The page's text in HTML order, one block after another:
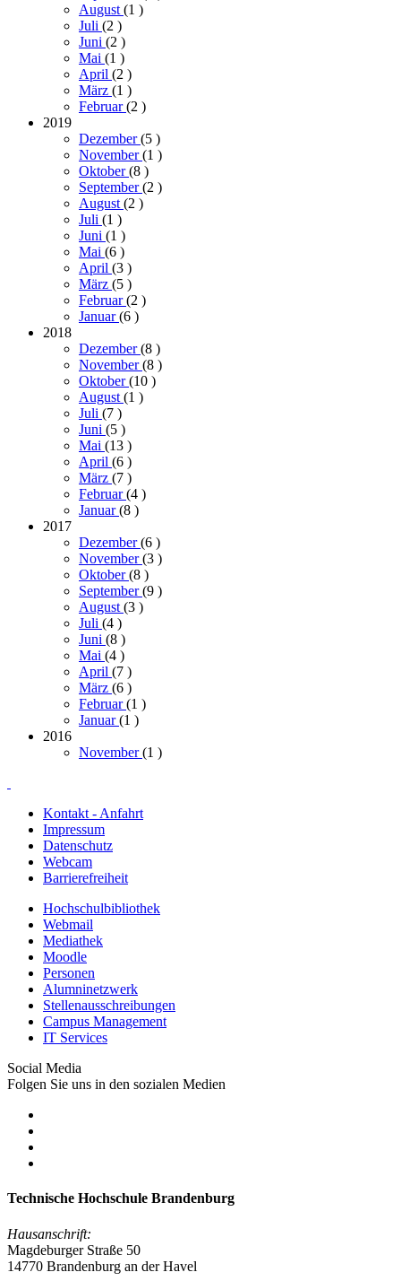
August (1 )
Juli (2 )
Juni (2 )
Mai (1 )
April (2 )
März (1 )
Februar(2 )
2019
Dezember(5 )
November(1 )
Oktober(8 )
September(2 )
August (2 )
Juli (1 )
Juni (1 )
Mai (6 )
April (3 )
März (5 )
Februar(2 )
Januar(6 )
2018
Dezember(8 )
November(8 )
Oktober(10 )
August (1 )
Juli (7 )
Juni (5 )
Mai (13 )
April (6 )
März (7 )
Februar(4 )
Januar(8 )
2017
Dezember(6 )
November(3 )
Oktober(8 )
September(9 )
August (3 )
Juli (4 )
Juni (8 )
Mai (4 )
April (7 )
März (6 )
Februar(1 )
Januar(1 )
2016
November(1 )
Kontakt - Anfahrt
Impressum
Datenschutz
Webcam
Barrierefreiheit
Hochschulbibliothek
Webmail
Mediathek
Moodle
Personen
Alumninetzwerk
Stellenausschreibungen
Campus Management
IT Services
Social Media
Folgen Sie uns in den sozialen Medien
Technische Hochschule Brandenburg
Hausanschrift:
Magdeburger Straße 50
14770 Brandenburg an der Havel